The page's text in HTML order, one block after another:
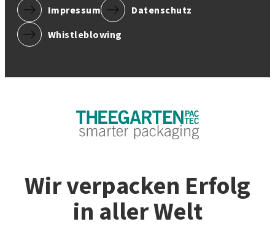
Impressum
Datenschutz
Whistleblowing
Wir verpacken Erfolg
in aller Welt